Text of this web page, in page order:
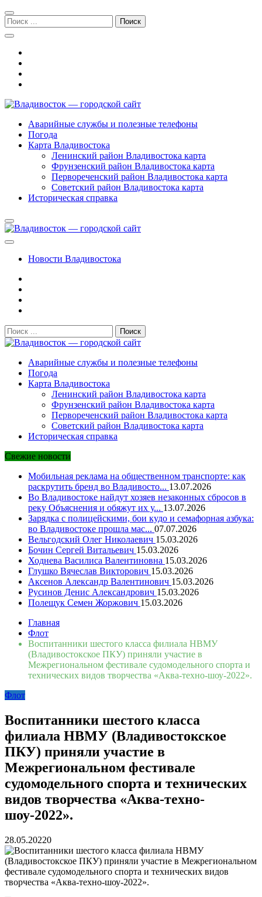
Перейти
к
навигации
Перейти
к
содержимому
Поиск:
Владивосток — городской сайт
Аварийные службы и полезные телефоны
Погода
Карта Владивостока
Ленинский район Владивостока карта
Фрунзенский район Владивостока карта
Первореченский район Владивостока карта
Советский район Владивостока карта
Историческая справка
Новости Владивостока
Поиск:
Владивосток — городской сайт
Аварийные службы и полезные телефоны
Погода
Карта Владивостока
Ленинский район Владивостока карта
Фрунзенский район Владивостока карта
Первореченский район Владивостока карта
Советский район Владивостока карта
Историческая справка
Свежие новости
Мобильная реклама на общественном транспорте: как
раскрутить бренд во Владивосто... 13.07.2026
Во Владивостоке найдут хозяев незаконных сбросов в
реку Объяснения и обяжут их у... 13.07.2026
Зарядка с полицейскими, бои кудо и семафорная азбука:
во Владивостоке прошла мас... 07.07.2026
Вельгодский Олег Николаевич 15.03.2026
Бочин Сергей Витальевич 15.03.2026
Ходнева Василиса Валентиновна 15.03.2026
Глушко Вячеслав Викторович 15.03.2026
Аксенов Александр Валентинович 15.03.2026
Русинов Денис Александрович 15.03.2026
Полещук Семен Жоржович 15.03.2026
Главная
Флот
Воспитанники шестого класса филиала НВМУ
(Владивостокское ПКУ) приняли участие в
Межрегиональном фестивале судомодельного спорта и
технических видов творчества «Аква-техно-шоу-2022».
Флот
Воспитанники шестого класса
филиала НВМУ (Владивостокское
ПКУ) приняли участие в
Межрегиональном фестивале
судомодельного спорта и технических
видов творчества «Аква-техно-
шоу-2022».
28.05.20220